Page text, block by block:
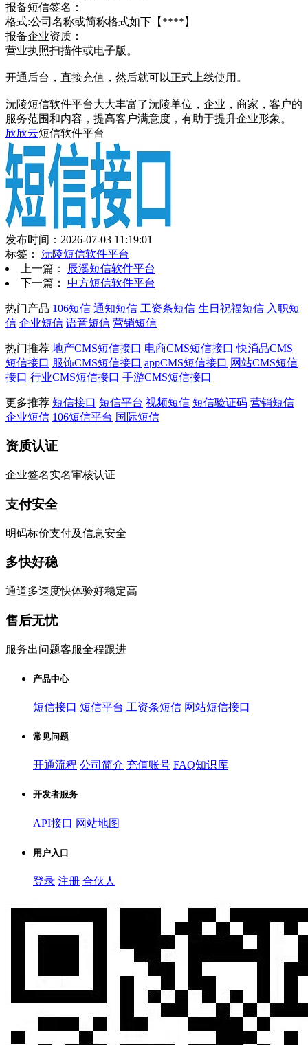
报备短信签名：
格式:公司名称或简称格式如下【****】
报备企业资质：
营业执照扫描件或电子版。
开通后台，直接充值，然后就可以正式上线使用。
沅陵短信软件平台大大丰富了沅陵单位，企业，商家，客户的
服务范围和内容，提高客户满意度，有助于提升企业形象。
欣欣云短信软件平台
发布时间：2026-07-03 11:19:01
标签： 沅陵短信软件平台
上一篇：
辰溪短信软件平台
下一篇： 中方短信软件平台
热门产品 106短信 通知短信 工资条短信 生日祝福短信 入职短
信 企业短信 语音短信 营销短信
热门推荐 地产CMS短信接口 电商CMS短信接口 快消品CMS
短信接口 服饰CMS短信接口 appCMS短信接口 网站CMS短信
接口 行业CMS短信接口 手游CMS短信接口
更多推荐 短信接口 短信平台 视频短信 短信验证码 营销短信
企业短信 106短信平台 国际短信
资质认证
企业签名实名审核认证
支付安全
明码标价支付及信息安全
多快好稳
通道多速度快体验好稳定高
售后无忧
服务出问题客服全程跟进
产品中心
短信接口 短信平台 工资条短信 网站短信接口
常见问题
开通流程 公司简介 充值账号 FAQ知识库
开发者服务
API接口 网站地图
用户入口
登录 注册 合伙人